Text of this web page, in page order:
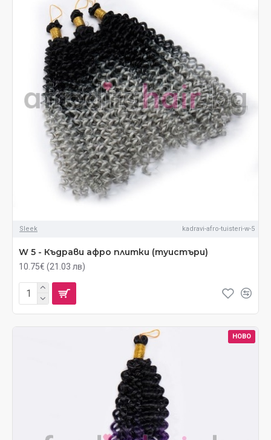
Sleek kadravi-afro-tuisteri-w-5
W 5 - Къдрави афро плитки (туистъри)
10.75€ (21.03 лв)
НОВО